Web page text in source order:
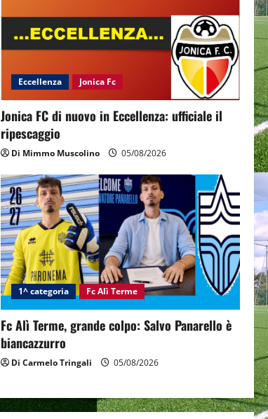
Eccellenza Jonica Fc
Jonica FC di nuovo in Eccellenza: ufficiale il
ripescaggio
Di Mimmo Muscolino 05/08/2026
1^ categoria Fc Alì Terme
Fc Alì Terme, grande colpo: Salvo Panarello è
biancazzurro
Di Carmelo Tringali 05/08/2026